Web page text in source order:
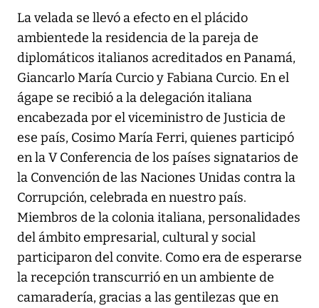
La velada se llevó a efecto en el plácido
ambientede la residencia de la pareja de
diplomáticos italianos acreditados en Panamá,
Giancarlo María Curcio y Fabiana Curcio. En el
ágape se recibió a la delegación italiana
encabezada por el viceministro de Justicia de
ese país, Cosimo María Ferri, quienes participó
en la V Conferencia de los países signatarios de
la Convención de las Naciones Unidas contra la
Corrupción, celebrada en nuestro país.
Miembros de la colonia italiana, personalidades
del ámbito empresarial, cultural y social
participaron del convite. Como era de esperarse
la recepción transcurrió en un ambiente de
camaradería, gracias a las gentilezas que en